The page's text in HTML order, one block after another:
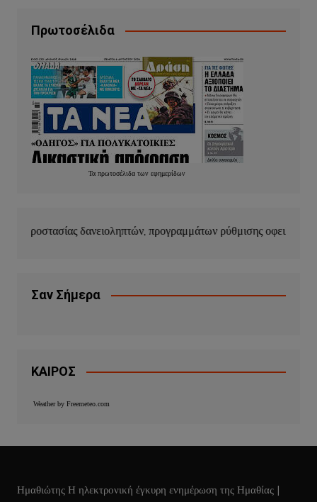
Πρωτοσέλιδα
Ταπρωτοσέλιδατωνεφημερίδων
προγραμμάτων ρύθμισης οφειλών και κουρέματος
Σαν Σήμερα
ΚΑΙΡΟΣ
Weather by Freemeteo.com
Ημαθιώτης Η ηλεκτρονική έγκυρη ενημέρωση της Ημαθίας|